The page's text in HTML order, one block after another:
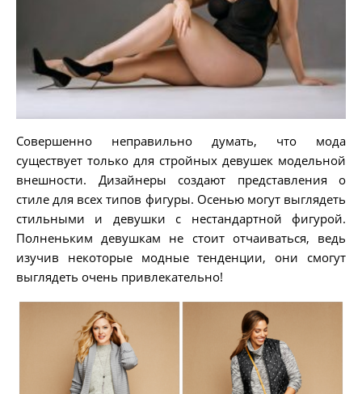
Совершенно неправильно думать, что мода
существует только для стройных девушек модельной
внешности. Дизайнеры создают представления о
стиле для всех типов фигуры. Осенью могут выглядеть
стильными и девушки с нестандартной фигурой.
Полненьким девушкам не стоит отчаиваться, ведь
изучив некоторые модные тенденции, они смогут
выглядеть очень привлекательно!